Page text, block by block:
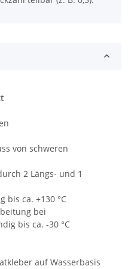
von schweren
2 Längs- und 1
bis ca. +130 °C
bei
bis ca. -30 °C
auf Wasserbasis